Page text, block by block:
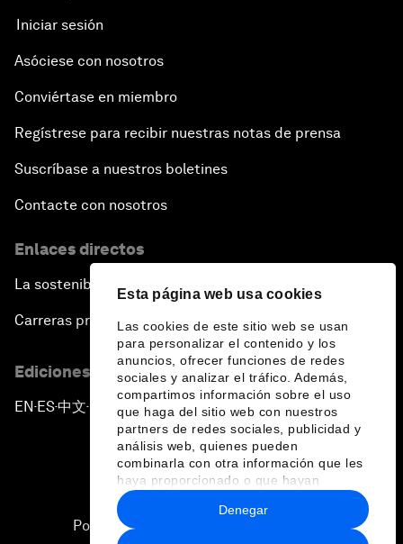
Esta página web usa cookies
Las cookies de este sitio web se usan
para personalizar el contenido y los
anuncios, ofrecer funciones de redes
sociales y analizar el tráfico. Además,
compartimos información sobre el uso
que haga del sitio web con nuestros
partners de redes sociales, publicidad y
análisis web, quienes pueden
combinarla con otra información que les
haya proporcionado o que hayan
recopilado a partir del uso que haya
hecho de sus servicios.
Denegar
Iniciar sesión
Asóciese con nosotros
Conviértase en miembro
Regístrese para recibir nuestras notas de prensa
Suscríbase a nuestros boletines
Contacte con nosotros
Enlaces directos
La sostenibilidad en el Foro
Carreras profesionales
Ediciones en otros idiomas
EN ▪ES▪中文▪ 日本語
Política de privacidad y normas de uso